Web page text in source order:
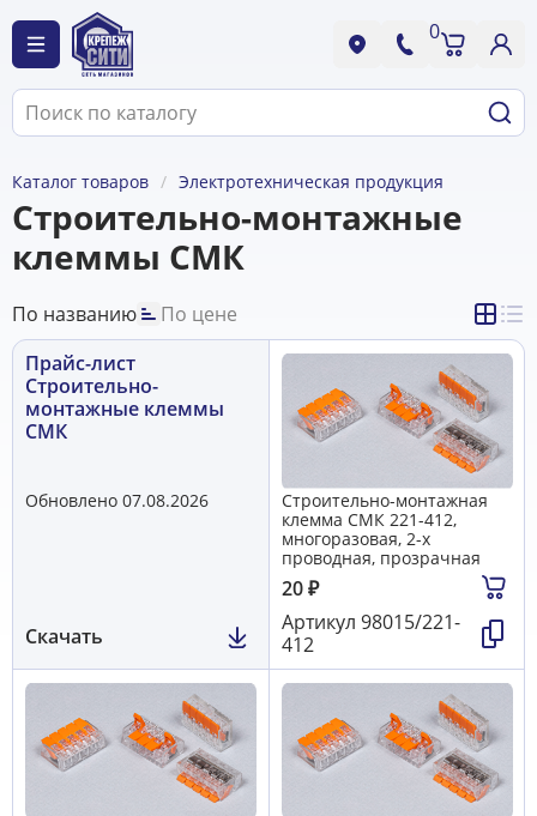
0
Каталог товаров Электротехническая продукция
Строительно-монтажные
клеммы СМК
По названию
По цене
Прайс-лист
Строительно-
монтажные клеммы
СМК
Обновлено 07.08.2026
Скачать
Строительно-монтажная
клемма СМК 221-412,
многоразовая, 2-х
проводная, прозрачная
20₽
Артикул 98015/221-
412